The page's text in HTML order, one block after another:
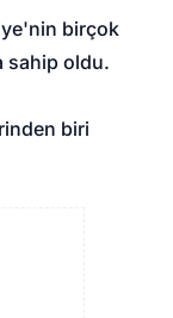
birçok
sahip oldu.
biri